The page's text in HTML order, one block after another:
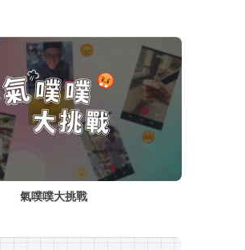
關的善意或惡意的應用方式層
帶來的巨大衝擊。
氣噗噗大挑戰